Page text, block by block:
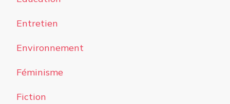
Entretien
Environnement
Féminisme
Fiction